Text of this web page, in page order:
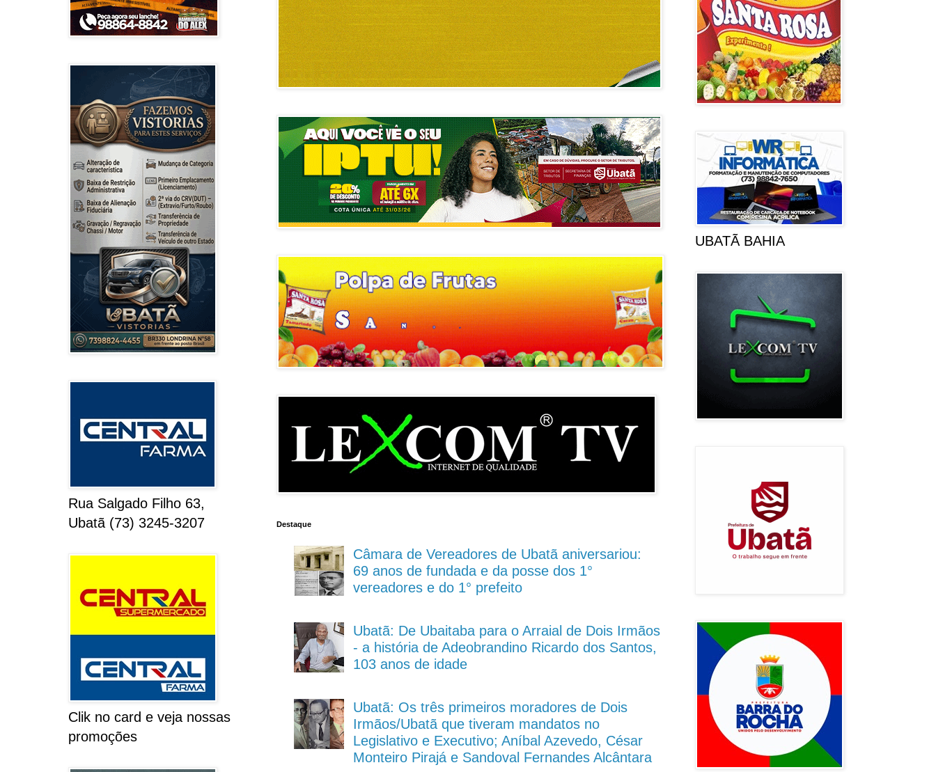
Destaque
Câmara de Vereadores de Ubatã aniversariou:
69 anos de fundada e da posse dos 1°
vereadores e do 1° prefeito
Ubatã: De Ubaitaba para o Arraial de Dois Irmãos
- a história de Adeobrandino Ricardo dos Santos,
103 anos de idade
Ubatã: Os três primeiros moradores de Dois
Irmãos/Ubatã que tiveram mandatos no
Legislativo e Executivo; Aníbal Azevedo, César
Monteiro Pirajá e Sandoval Fernandes Alcântara
Rua Salgado Filho 63,
Ubatã (73) 3245-3207
Clik no card e veja nossas
promoções
UBATÃ BAHIA